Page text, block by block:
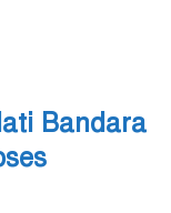
Bandara